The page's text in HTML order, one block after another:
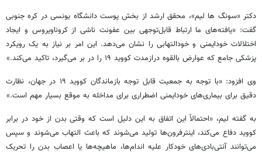
دکتر «سونگ ها لیم»، محقق ارشد از بخش پوست دانشگاه یونسی در کره جنوبی
گفت: «یافته‌های ما ارتباط قابل‌توجهی بین عفونت ناشی ازکروناویروس و ایجاد
اختلالاتخودایمنی و خودالتهابیرا نشان می‌دهد. این امر بر نیاز به یک رویکرد
پزشکی جامع که عوارض بالقوه درازمدت کووید ۱۹ را در بر می‌گیرد، تاکید می‌کند.»
وی افزود: «با توجه به جمعیت قابل توجه بازماندگان کووید ۱۹ در جهان، نظارت
دقیق برای بیماری‌های خودایمنی اضطراری برای مداخله به موقع بسیار مهم است.»
به گفته لیم، «احتمالاً این اتفاق به این دلیل است که وقتی بدن از خود در برابر
کووید دفاع می‌کند، اینترفرون‌ها تولید می‌شوند که باعث التهاب می‌شوند و سپس
می‌توانند آنتی‌بادی‌های خودکار علیه اندام‌ها، ماهیچه‌ها یا اعصاب بدن را تحریک